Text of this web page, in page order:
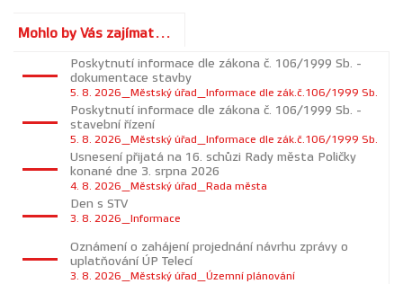
Mohlo by Vás zajímat...
Poskytnutí informace dle zákona č. 106/1999 Sb. -
dokumentace stavby
5. 8. 2026_Městský úřad_Informace dle zák.č.106/1999 Sb.
Poskytnutí informace dle zákona č. 106/1999 Sb. -
stavební řízení
5. 8. 2026_Městský úřad_Informace dle zák.č.106/1999 Sb.
Usnesení přijatá na 16. schůzi Rady města Poličky
konané dne 3. srpna 2026
4. 8. 2026_Městský úřad_Rada města
Den s STV
3. 8. 2026_Informace
Oznámení o zahájení projednání návrhu zprávy o
uplatňování ÚP Telecí
3. 8. 2026_Městský úřad_Územní plánování